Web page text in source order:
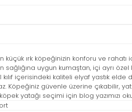
ırk köpeğinizin konforu ve rahatı
uygun kumaştan, içi ayrı özel
içerisindeki kaliteli elyaf yastık elde
güvenle üzerine çıkabilir,
yatağı seçimi için blog yazımızı